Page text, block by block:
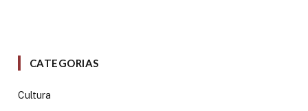
CATEGORIAS
Cultura